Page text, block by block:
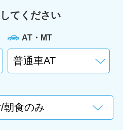
てください
AT・MT